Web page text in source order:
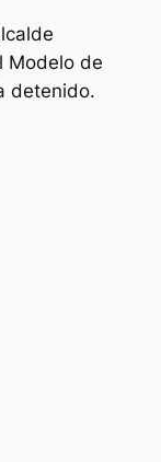
Modelo de
detenido.